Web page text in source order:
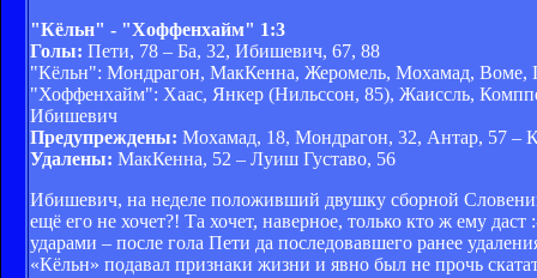
"Кёльн" - "Хоффенхайм" 1:3
Голы: Пети, 78 – Ба, 32, Ибишевич, 67, 88
"Кёльн": Мондрагон, МакКенна, Жеромель, Мохамад, Воме,
"Хоффенхайм": Хаас, Янкер (Нильссон, 85), Жаиссль,
Ибишевич
Предупреждены: Мохамад, 18, Мондрагон, 32, Антар, 57 –
Удалены: МакКенна, 52 – Луиш Густаво, 56
Ибишевич, на неделе положивший двушку сборной
ещё его не хочет?! Та хочет, наверное, только кто ж ему
ударами – после гола Пети да последовавшего ранее
«Кёльн» подавал признаки жизни и явно был не прочь